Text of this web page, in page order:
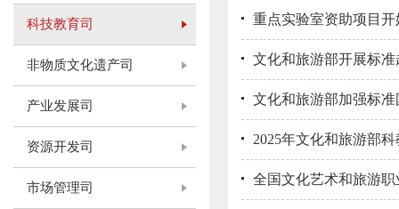
科技教育司
非物质文化遗产司
产业发展司
资源开发司
市场管理司
重点实验室资助项目开
文化和旅游部开展标
文化和旅游部加强标
2025年文化和旅游部
全国文化艺术和旅游